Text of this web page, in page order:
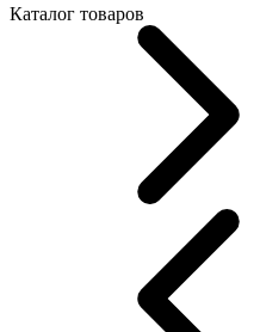
Каталог товаров